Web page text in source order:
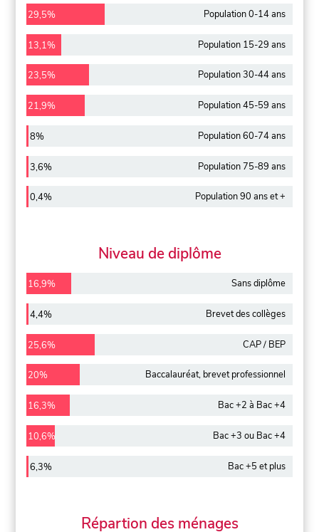
29,5% Population 0-14 ans
13,1% Population 15-29 ans
23,5% Population 30-44 ans
21,9% Population 45-59 ans
8% Population 60-74 ans
3,6% Population 75-89 ans
0,4% Population 90 ans et +
Niveau de diplôme
16,9% Sans diplôme
4,4% Brevet des collèges
25,6% CAP / BEP
20% Baccalauréat, brevet professionnel
16,3% Bac +2 à Bac +4
10,6% Bac +3 ou Bac +4
6,3% Bac +5 et plus
Répartion des ménages